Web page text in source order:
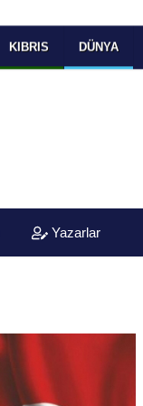
KIBRIS DÜNYA
Yazarlar